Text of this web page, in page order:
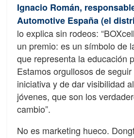
Ignacio Román,
Automotive España (el
lo explica sin rodeos:
un premio: es un símbolo de
que representa la educación
Estamos orgullosos de
iniciativa y de dar visibilidad
jóvenes, que son los
cambio”.
No es marketing hueco.